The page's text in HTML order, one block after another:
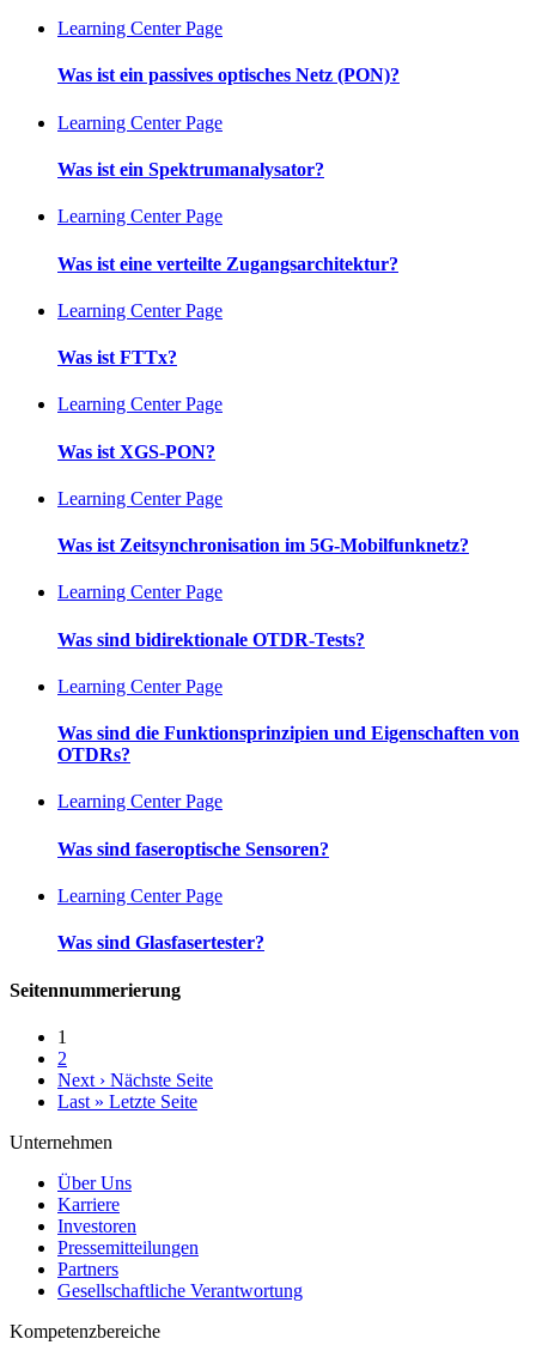
Learning Center Page
Was ist ein passives optisches Netz (PON)?
Learning Center Page
Was ist ein Spektrumanalysator?
Learning Center Page
Was ist eine verteilte Zugangsarchitektur?
Learning Center Page
Was ist FTTx?
Learning Center Page
Was ist XGS-PON?
Learning Center Page
Was ist Zeitsynchronisation im 5G-Mobilfunknetz?
Learning Center Page
Was sind bidirektionale OTDR-Tests?
Learning Center Page
Was sind die Funktionsprinzipien und Eigenschaften von
OTDRs?
Learning Center Page
Was sind faseroptische Sensoren?
Learning Center Page
Was sind Glasfasertester?
Seitennummerierung
1
2
Next › Nächste Seite
Last » Letzte Seite
Unternehmen
Über Uns
Karriere
Investoren
Pressemitteilungen
Partners
Gesellschaftliche Verantwortung
Kompetenzbereiche